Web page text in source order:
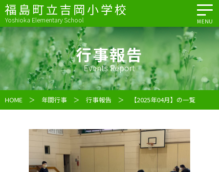
福島町立吉岡小学校
Yoshioka Elementary School MENU
行事報告
Events Report
HOME ＞ 年間行事 ＞ 行事報告 ＞ 【2025年04月】の一覧